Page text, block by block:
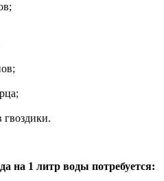
гвоздики.
на 1 литр воды потребуется: